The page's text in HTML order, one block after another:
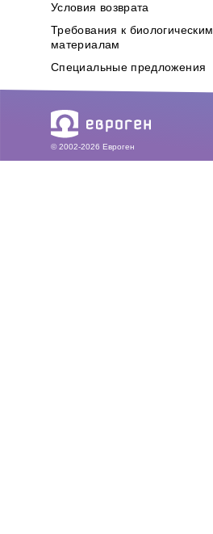
Условия возврата
Требования к биологическим
материалам
Специальные предложения
© 2002-2026 Евроген